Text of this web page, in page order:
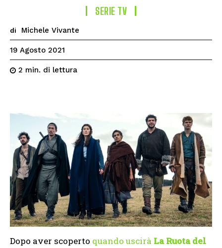
SERIE TV
di Michele Vivante
19 Agosto 2021
2 min. di lettura
Dopo aver scoperto quando uscirà La Ruota del